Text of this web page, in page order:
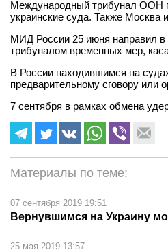
Международный трибунал ООН
украинские суда. Также Москва
МИД России 25 июня направил в
трибуналом временных мер,
В России находившимся на
предварительному сговору или
7 сентября в рамках обмена
Материалы по теме:
07 сентября 2019 19:51
Вернувшимся на Украину
25 мая 2019 13:57